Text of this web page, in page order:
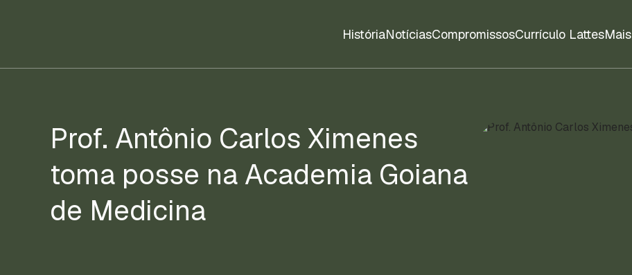
HistóriaNotíciasCompromissosCurrículo LattesMais
Prof. Antônio Carlos Ximenes
toma posse na Academia Goiana
de Medicina